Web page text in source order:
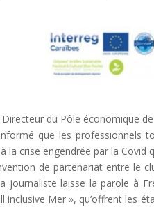
du Pôle économique
que les professionnels
la crise engendrée par la
de partenariat entre le
journaliste laisse la parole à
Mer », qu’offrent les